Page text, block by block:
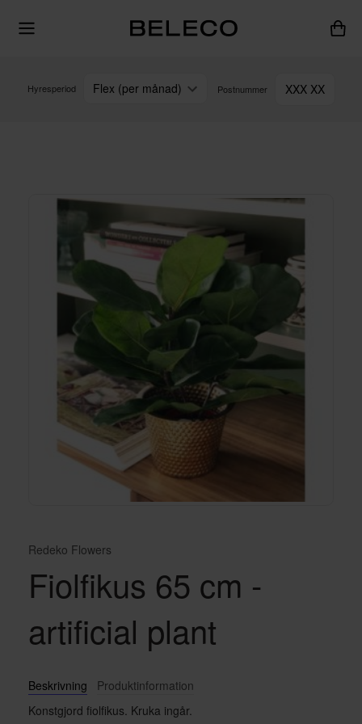
Hyresperiod Flex (per månad) Postnummer XXX XX
Redeko Flowers
Fiolfikus 65 cm -
artificial plant
Beskrivning
Produktinformation
Konstgjord fiolfikus. Kruka ingår.